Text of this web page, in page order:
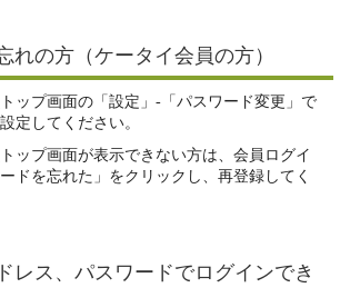
れの方（ケータイ会員の方）
ップ画面の「設定」-「パスワード変更」で
定してください。
ップ画面が表示できない方は、会員ログイ
ドを忘れた」をクリックし、再登録してく
レス、パスワードでログインでき